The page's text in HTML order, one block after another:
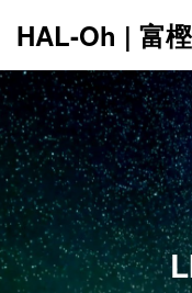
HAL-Oh | 富
12:00 AM
1:00 AM